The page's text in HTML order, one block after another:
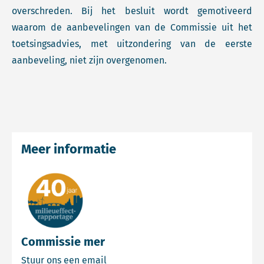
overschreden. Bij het besluit wordt gemotiveerd
waarom de aanbevelingen van de Commissie uit het
toetsingsadvies, met uitzondering van de eerste
aanbeveling, niet zijn overgenomen.
Commissie mer
Stuur ons een email
Meer informatie